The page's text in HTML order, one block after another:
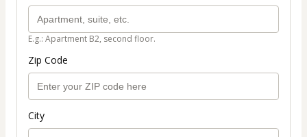
E.g.: Apartment B2, second floor.
Zip Code
City